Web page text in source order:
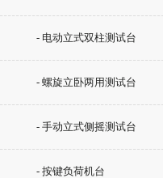
- 电动立式双柱测试台
- 螺旋立卧两用测试台
- 手动立式侧摇测试台
- 按键负荷机台